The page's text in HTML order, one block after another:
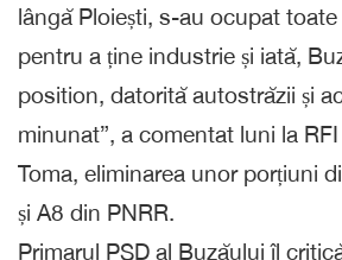
lângă Ploiești, s-au ocupat
pentru a ține industrie și iată,
position, datorită autostrăzii și
minunat”, a comentat luni la
Toma, eliminarea unor porțiuni
și A8 din PNRR.
Primarul PSD al Buzăului îl